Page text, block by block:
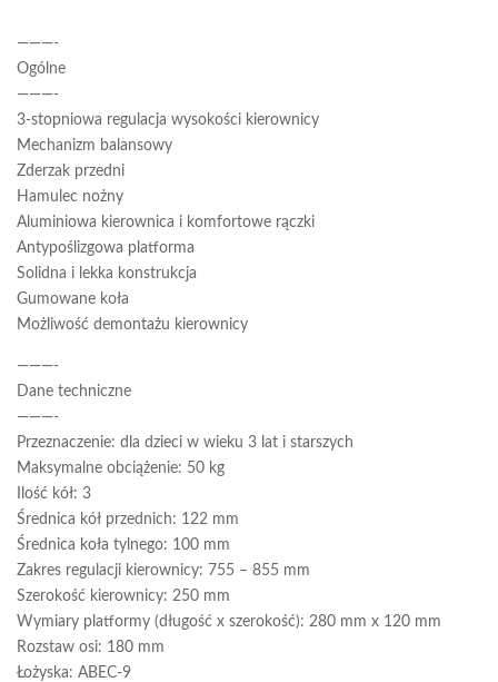
———-
Ogólne
———-
3-stopniowa regulacja wysokości kierownicy
Mechanizm balansowy
Zderzak przedni
Hamulec nożny
Aluminiowa kierownica i komfortowe rączki
Antypoślizgowa platforma
Solidna i lekka konstrukcja
Gumowane koła
Możliwość demontażu kierownicy
———-
Dane techniczne
———-
Przeznaczenie: dla dzieci w wieku 3 lat i starszych
Maksymalne obciążenie: 50 kg
Ilość kół: 3
Średnica kół przednich: 122 mm
Średnica koła tylnego: 100 mm
Zakres regulacji kierownicy: 755 – 855 mm
Szerokość kierownicy: 250 mm
Wymiary platformy (długość x szerokość): 280 mm x 120 mm
Rozstaw osi: 180 mm
Łożyska: ABEC-9